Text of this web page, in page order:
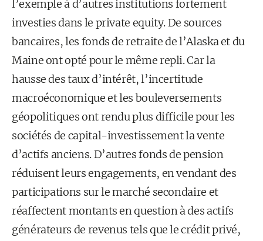
l’exemple à d’autres institutions fortement
investies dans le private equity. De sources
bancaires, les fonds de retraite de l’Alaska et du
Maine ont opté pour le même repli. Car la
hausse des taux d’intérêt, l’incertitude
macroéconomique et les bouleversements
géopolitiques ont rendu plus difficile pour les
sociétés de capital-investissement la vente
d’actifs anciens. D’autres fonds de pension
réduisent leurs engagements, en vendant des
participations sur le marché secondaire et
réaffectent montants en question à des actifs
générateurs de revenus tels que le crédit privé,